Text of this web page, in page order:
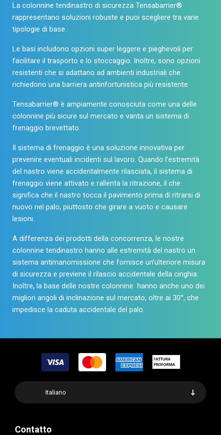
La colonnine tendinastro di sicurezza Tensabarrier®
rappresentano soluzioni robuste e puoi scegliere tra varie
tipologie di base.
Le basi includono opzioni super leggere e pieghevoli per
facilitare il trasporto e lo stoccaggio. Inoltre, sono opzioni
resistenti che si adattano ad ambienti industriali che
richiedono una barriera antinfortunistica più resistente.
Tensabarrier® è ampiamente conosciuta come una delle
colonnine più sicure sul mercato e vanta un sistema di
frenaggio brevettato.
Il sistema di frenaggio è una soluzione innovativa per
prevenire eventuali incidenti sul lavoro. Quando l’estremità
del nastro viene accidentalmente rilasciata, il sistema di
frenaggio viene attivato e rallenta la ritrazione, il che
significa che il nastro tocca il pavimento prima di ritrarsi di
nuovo nel palo, piuttosto che girare a vuoto e causare
lesioni.
A differenza dei prodotti della concorrenza, le nostre
colonnine tendinastro hanno alle estremità del nastro un
sistema antimanomissione che fornisce un’ulteriore misura
di sicurezza e previene il rilascio accidentale della cinghia.
Inoltre, la base delle nostre colonnine hanno anche uno dei
migliori angoli di inclinazione sul mercato, oltre ai 30°, che
impedisce la caduta accidentale del palo.
Italiano
Contatto